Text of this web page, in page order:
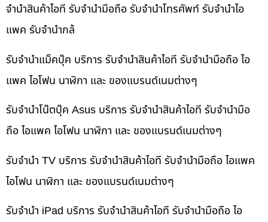
จำนำสินค้าไอที รับจำนำมือถือ รับจำนำโทรศัพท์ รับจำนำไอ
แพค รับจำนำกล้
รับจำนำแม็คบุ๊ค บริการ รับจำนำสินค้าไอที รับจำนำมือถือ ไอ
แพค ไอโฟน นาฬิกา และ ของแบรนด์เนมต่างๆ
รับจำนำโน๊ตบุ๊ค Asus บริการ รับจำนำสินค้าไอที รับจำนำมือ
ถือ ไอแพค ไอโฟน นาฬิกา และ ของแบรนด์เนมต่างๆ
รับจำนำ TV บริการ รับจำนำสินค้าไอที รับจำนำมือถือ ไอแพค
ไอโฟน นาฬิกา และ ของแบรนด์เนมต่างๆ
รับจำนำ iPad บริการ รับจำนำสินค้าไอที รับจำนำมือถือ ไอ